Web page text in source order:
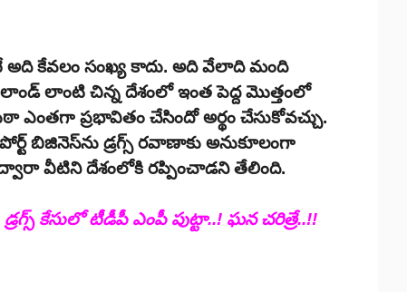
కేవలం సంఖ్య కాదు. అది వేలాది మంది
లాంటి చిన్న దేశంలో ఇంత పెద్ద మొత్తంలో
ఎంతగా ప్రభావితం చేసిందో అర్థం చేసుకోవచ్చు.
బిజినెస్‌ను డ్రగ్స్ రవాణాకు అనుకూలంగా
ద్వారా వీటిని దేశంలోకి రప్పించాడని తేలింది.
కేసులో టీడీపీ ఎంపీ పుట్టా..! ఘన చరిత్రే..!!